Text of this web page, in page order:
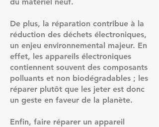
De plus, la réparation contribue à la
réduction des déchets électroniques,
un enjeu environnemental majeur. En
effet, les appareils électroniques
contiennent souvent des composants
polluants et non biodégradables ; les
réparer plutôt que les jeter est donc
un geste en faveur de la planète.
Enfin, faire réparer un appareil